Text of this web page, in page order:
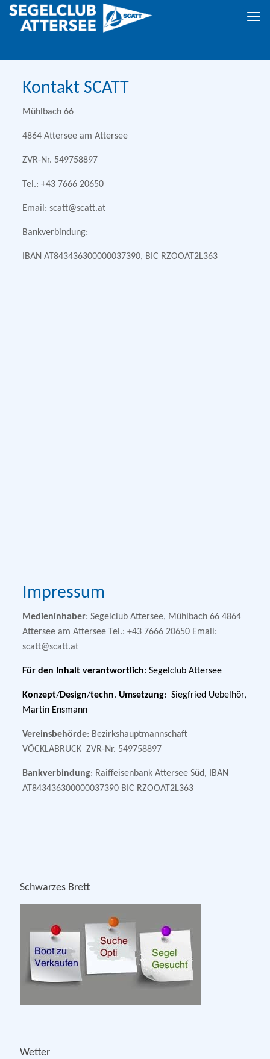
Kontakt SCATT
Mühlbach 66
4864 Attersee am Attersee
ZVR-Nr. 549758897
Tel.: +43 7666 20650
Email: scatt@scatt.at
Bankverbindung:
IBAN AT843436300000037390, BIC RZOOAT2L363
Impressum
Medieninhaber: Segelclub Attersee, Mühlbach 66 4864
Attersee am Attersee Tel.: +43 7666 20650 Email:
scatt@scatt.at
Für den Inhalt verantwortlich: Segelclub Attersee
Konzept/Design/techn. Umsetzung: Siegfried Uebelhör,
Martin Ensmann
Vereinsbehörde: Bezirkshauptmannschaft
VÖCKLABRUCK ZVR-Nr. 549758897
Bankverbindung: Raiffeisenbank Attersee Süd, IBAN
AT843436300000037390 BIC RZOOAT2L363
Schwarzes Brett
Wetter